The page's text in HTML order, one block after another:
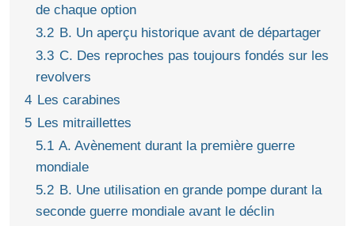
de chaque option
3.2 B. Un aperçu historique avant de départager
3.3 C. Des reproches pas toujours fondés sur les
revolvers
4 Les carabines
5 Les mitraillettes
5.1 A. Avènement durant la première guerre
mondiale
5.2 B. Une utilisation en grande pompe durant la
seconde guerre mondiale avant le déclin